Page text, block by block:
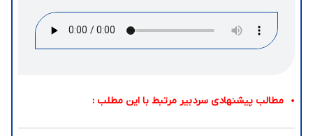
مطالب پیشنهادی سردبیر مرتبط با این مطلب :